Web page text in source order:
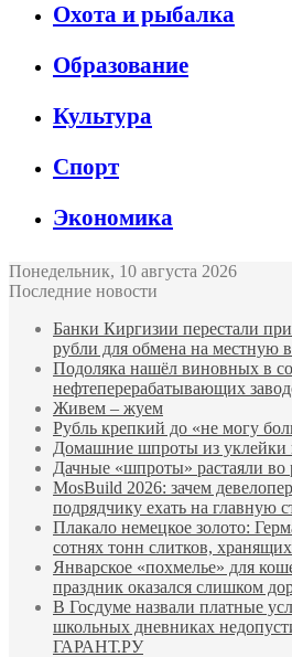
Охота и рыбалка
Образование
Культура
Спорт
Экономика
Понедельник, 10 августа 2026
Последние новости
Банки Киргизии перестали
рубли для обмена на местную
Подоляка нашёл виновных в
нефтеперерабатывающих
Живем – жуем
Рубль крепкий до «не могу
Домашние шпроты из уклейки
Дачные «шпроты» растаяли во
MosBuild 2026: зачем
подрядчиĸу ехать на главную
Плакало немецкое золото:
сотнях тонн слитков,
Январское «похмелье» для
праздник оказался слишком
В Госдуме назвали платные
школьных дневниках
ГАРАНТ.РУ